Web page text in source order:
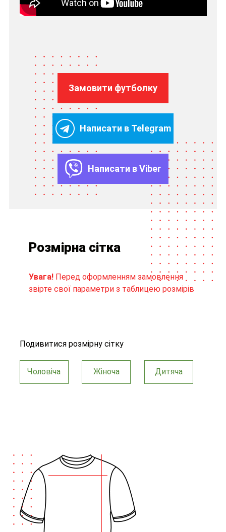
Замовити футболку
Написати в Telegram
Написати в Viber
Розмірна сітка
Увага! Перед оформленням замовлення
звірте свої параметри з таблицею розмірів
Подивитися розмірну сітку
Чоловіча Жіноча Дитяча